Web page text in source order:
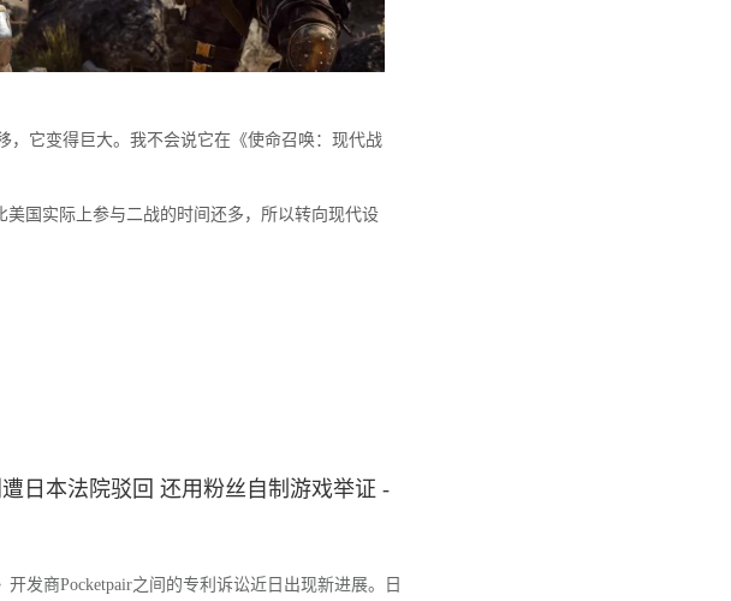
，它变得巨大。我不会说它在《使命召唤：现代战
国实际上参与二战的时间还多，所以转向现代设
日本法院驳回 还用粉丝自制游戏举证 -
发商Pocketpair之间的专利诉讼近日出现新进展。日